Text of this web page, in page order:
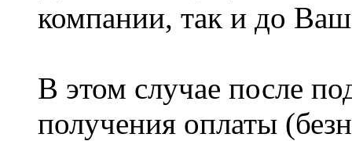
компании, так и до
В этом случае после
получения оплаты